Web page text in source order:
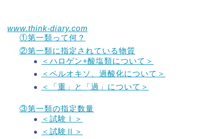
www.think-diary.com
①第一類って何？
②第一類に指定されている物質
＜ハロゲン+酸塩類について＞
＜ペルオキソ、過酸化について＞
＜「重」と「過」について＞
③第一類の指定数量
＜試験Ⅰ＞
＜試験Ⅱ＞